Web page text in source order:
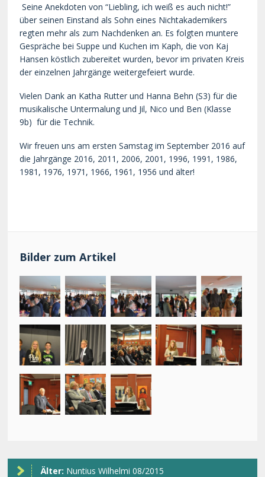
Seine Anekdoten von “Liebling, ich weiß es auch nicht!”
über seinen Einstand als Sohn eines Nichtakademikers
regten mehr als zum Nachdenken an. Es folgten muntere
Gespräche bei Suppe und Kuchen im Kaph, die von Kaj
Hansen köstlich zubereitet wurden, bevor im privaten Kreis
der einzelnen Jahrgänge weitergefeiert wurde.
Vielen Dank an Katha Rutter und Hanna Behn (S3) für die
musikalische Untermalung und Jil, Nico und Ben (Klasse
9b) für die Technik.
Wir freuen uns am ersten Samstag im September 2016 auf
die Jahrgänge 2016, 2011, 2006, 2001, 1996, 1991, 1986,
1981, 1976, 1971, 1966, 1961, 1956 und älter!
Bilder zum Artikel
Älter: Nuntius Wilhelmi 08/2015